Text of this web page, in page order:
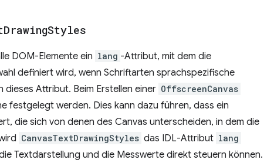
DrawingStyles
DOM-Elemente ein lang -Attribut, mit dem die
definiert wird, wenn Schriftarten sprachspezifische
Attribut. Beim Erstellen einer OffscreenCanvas
festgelegt werden. Dies kann dazu führen, dass ein
die sich von denen des Canvas unterscheiden, in dem die
CanvasTextDrawingStyles das IDL-Attribut lang
Textdarstellung und die Messwerte direkt steuern können.